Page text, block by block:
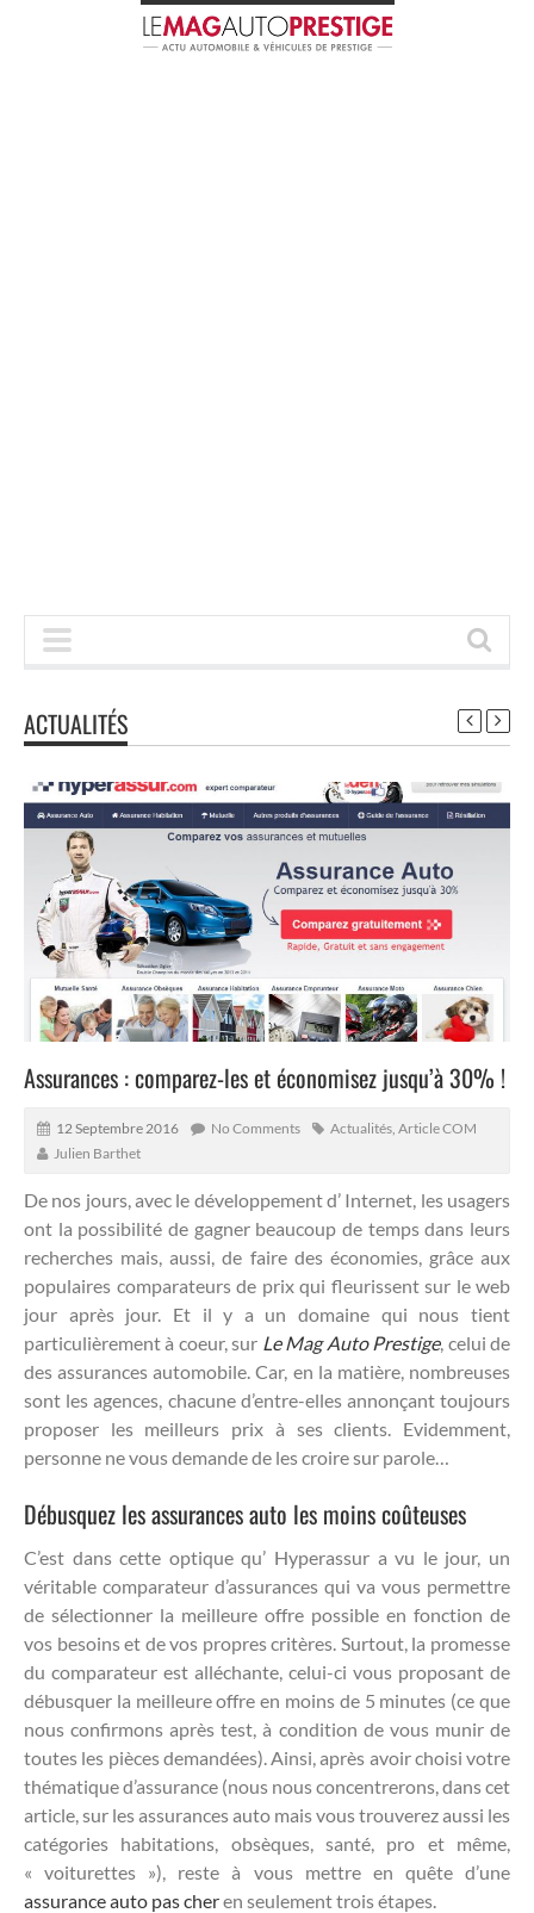
ACTUALITÉS
Assurances : comparez-les et économisez jusqu’à 30% !
12 Septembre 2016 No Comments Actualités Article COM
Julien Barthet
De nos jours, avec le développement d’ Internet, les usagers
ont la possibilité de gagner beaucoup de temps dans leurs
recherches mais, aussi, de faire des économies, grâce aux
populaires comparateurs de prix qui fleurissent sur le web
jour après jour. Et il y a un domaine qui nous tient
particulièrement à coeur, sur Le Mag Auto Prestige, celui de
des assurances automobile. Car, en la matière, nombreuses
sont les agences, chacune d’entre-elles annonçant toujours
proposer les meilleurs prix à ses clients. Evidemment,
personne ne vous demande de les croire sur parole…
Débusquez les assurances auto les moins coûteuses
C’est dans cette optique qu’ Hyperassur a vu le jour, un
véritable comparateur d’assurances qui va vous permettre
de sélectionner la meilleure offre possible en fonction de
vos besoins et de vos propres critères. Surtout, la promesse
du comparateur est alléchante, celui-ci vous proposant de
débusquer la meilleure offre en moins de 5 minutes (ce que
nous confirmons après test, à condition de vous munir de
toutes les pièces demandées). Ainsi, après avoir choisi votre
thématique d’assurance (nous nous concentrerons, dans cet
article, sur les assurances auto mais vous trouverez aussi les
catégories habitations, obsèques, santé, pro et même,
« voiturettes »), reste à vous mettre en quête d’une
assurance auto pas cheren seulement trois étapes.